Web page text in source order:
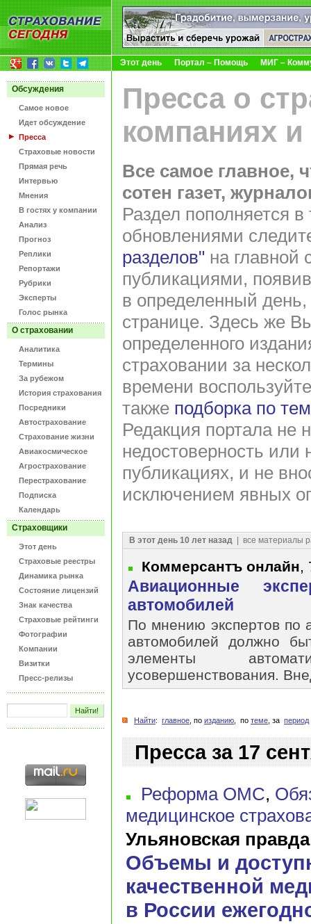
Этот день Портал – Помощь МИГ –
Обсуждения
Самое новое
Идет обсуждение
Пресса
Страховые новости
Прямая речь
Интервью
Мнения
В гостях у компании
Анализ
Прогноз
Реплики
Репортажи
Рубрики
Эксперты
Голос рынка
О страховании
Аналитика
Термины
За рубежом
История страхования
Посредники
Автострахование
Страхование жизни
Авиакосмическое
Агрострахование
Перестрахование
Подписка
Календарь
Страховщики
Этот день
Страховые реестры
Динамика рынка
Состояние лицензий
Знак качества
Страховые рейтинги
Фотографии
Компании
Визитки
Пресс-релизы
Пресса о
компаниях
Все самое главное,
сотен газет,
Раздел пополняется
обновлениями
разделов" на главной
публикациями,
в определенный
странице. Здесь же
определенного
страховании за
времени
также подборка по
Редакция портала не
недостоверность
публикациях, и не
исключением явных
В этот день 10 лет назад | все материалы
Коммерсантъ онлайн,
Авиационные
автомобилей
По мнению экспертов по
автомобилей должно
элементы
усовершенствования.
Найти: главное , по изданию , по теме , за период
Пресса за 17
Реформа ОМС,
медицинское
Ульяновская правда
Объемы и
качественной
в России